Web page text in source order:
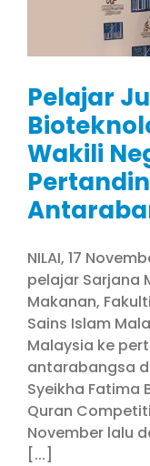
Pelajar
Wakili
NILAI, 17
pelajar Sarjana
Makanan,
Sains Islam
Malaysia ke
antarabangsa
Syeikha Fatima
Quran
November lalu
[...]